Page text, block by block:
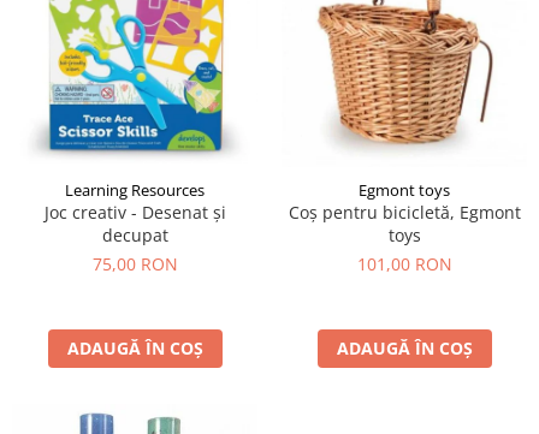
Learning Resources
Joc creativ - Desenat și
decupat
75,00 RON
ADAUGĂ ÎN COȘ
Egmont toys
Coș pentru bicicletă, Egmont
toys
101,00 RON
ADAUGĂ ÎN COȘ